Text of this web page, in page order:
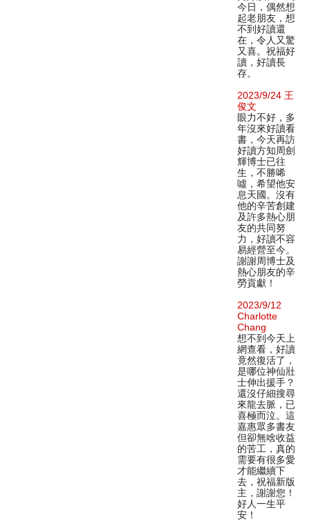
今日，偶然想
起老朋友，想
不到好讀還
在，令人又驚
又喜。祝福好
讀，好讀長
存。
2023/9/24 王
俊文
眼力不好，多
年沒來好讀看
書，今天再訪
好讀方知周劍
輝博士已往
生，不勝唏
噓，希望他安
息天國。沒有
他的辛苦創建
及許多熱心朋
友的共同努
力，好讀不容
易經營至今。
謝謝周博士及
熱心朋友的辛
勞貢獻！
2023/9/12
Charlotte
Chang
想不到今天上
網查看，好讀
竟然復活了，
是哪位神仙壯
士伸出援手？
還沒仔細搜尋
來龍去脈，已
喜極而泣。這
嘉惠眾多書友
但卻無啥收益
的苦工，真的
需要有很多愛
才能繼續下
去，祝福新版
主，謝謝您！
好人一生平
安！